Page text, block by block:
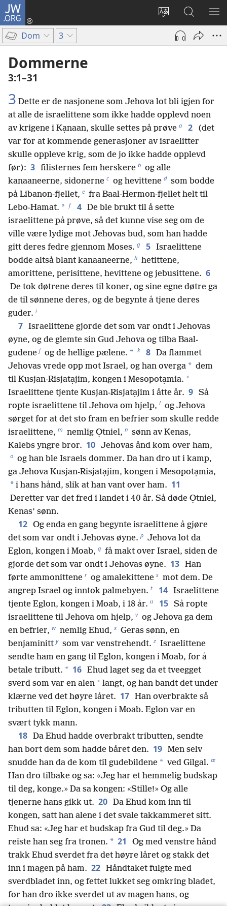
JW.ORG
Endre
språk
Logg
inn
(åpner
Søk
på
JW.ORG
VIS
Dom 3
Dommerne
3:1–31
3 Dette er de nasjonene som Jehova lot bli igjen for
at alle de israelittene som ikke hadde opplevd noen
av krigene i Kạnaan, skulle settes på prøve a 2
(det
var for at kommende generasjoner av israelitter
skulle oppleve krig, som de jo ikke hadde opplevd
før): 3 filisternes fem herskere b og alle
kanaaneerne, sidonerne c og hevittene d som bodde
på Libanon-fjellet, e fra Baal-Hermon-fjellet helt til
Lebo-Hamat. * f 4 De ble brukt til å sette
israelittene på prøve, så det kunne vise seg om de
ville være lydige mot Jehovas bud, som han hadde
gitt deres fedre gjennom Moses. g 5 Israelittene
bodde altså blant kanaaneerne, h hetittene,
amorittene, perisittene, hevittene og jebusittene. 6
De tok døtrene deres til koner, og sine egne døtre ga
de til sønnene deres, og de begynte å tjene deres
guder. i
7 Israelittene gjorde det som var ondt i Jehovas
øyne, og de glemte sin Gud Jehova og tilba Baal-
gudene j og de hellige pælene. * k 8 Da flammet
Jehovas vrede opp mot Israel, og han overga * dem
til Kusjan-Risjatạjim, kongen i Mesopotạmia. *
Israelittene tjente Kusjan-Risjatạjim i åtte år. 9 Så
ropte israelittene til Jehova om hjelp, l og Jehova
sørget for at det sto fram en befrier som skulle redde
israelittene, m nemlig Ọtniel, n sønn av Kenas,
Kalebs yngre bror. 10 Jehovas ånd kom over ham,
o og han ble Israels dommer. Da han dro ut i kamp,
ga Jehova Kusjan-Risjatạjim, kongen i Mesopotạmia,
* i hans hånd, slik at han vant over ham. 11
Deretter var det fred i landet i 40 år. Så døde Ọtniel,
Kenas’ sønn.
12 Og enda en gang begynte israelittene å gjøre
det som var ondt i Jehovas øyne. p Jehova lot da
Eglon, kongen i Moab, q få makt over Israel, siden de
gjorde det som var ondt i Jehovas øyne. 13 Han
førte ammonittene r og amalekittene s mot dem. De
angrep Israel og inntok palmebyen. t 14 Israelittene
tjente Eglon, kongen i Moab, i 18 år. u 15 Så ropte
israelittene til Jehova om hjelp, v og Jehova ga dem
en befrier, w nemlig Ehud, x Geras sønn, en
benjaminitt y som var venstrehendt. z Israelittene
sendte ham en gang til Eglon, kongen i Moab, for å
betale tributt. * 16 Ehud laget seg da et tveegget
sverd som var en alen * langt, og han bandt det under
klærne ved det høyre låret. 17 Han overbrakte så
tributten til Eglon, kongen i Moab. Eglon var en
svært tykk mann.
18 Da Ehud hadde overbrakt tributten, sendte
han bort dem som hadde båret den. 19 Men selv
snudde han da de kom til gudebildene * ved Gilgal. æ
Han dro tilbake og sa: «Jeg har et hemmelig budskap
til deg, konge.» Da sa kongen: «Stille!» Og alle
tjenerne hans gikk ut. 20 Da Ehud kom inn til
kongen, satt han alene i det svale takkammeret sitt.
Ehud sa: «Jeg har et budskap fra Gud til deg.» Da
reiste han seg fra tronen. * 21
Og med venstre hånd
trakk Ehud sverdet fra det høyre låret og stakk det
inn i magen på ham. 22 Håndtaket fulgte med
sverdbladet inn, og fettet lukket seg omkring bladet,
for han dro ikke sverdet ut av magen hans, og
tarminnholdet kom ut. 23 Ehud gikk ut gjennom